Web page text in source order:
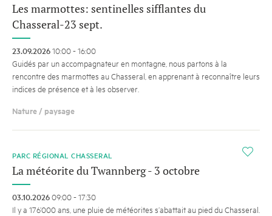
Les marmottes: sentinelles sifflantes du
Chasseral-23 sept.
23.09.202610:00 - 16:00
Guidés par un accompagnateur en montagne, nous partons à la
rencontre des marmottes au Chasseral, en apprenant à reconnaître leurs
indices de présence et à les observer.
Nature / paysage
i
PARC RÉGIONAL CHASSERAL
La météorite du Twannberg - 3 octobre
03.10.202609:00 - 17:30
Il y a 176’000 ans, une pluie de météorites s’abattait au pied du Chasseral.